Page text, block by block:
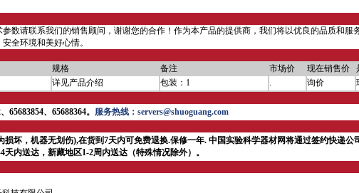
数请联系我们的销售顾问，谢谢您的合作！作为本产品的提供商，我们将以优良的品质和服
全环境和美好心情。
规格 备注 市场价 现在销售价
详见产品介绍 包装：1 . 询价
65683854、65688364。 服务热线：servers@shuoguang.com
损坏，机器无划伤),在货到7天内可免费退换.保修一年. 中国实验科学器材网将通过签约快递公
天内送达，新藏地区1-2周内送达（特殊情况除外）。